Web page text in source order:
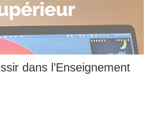
dans l’Enseignement